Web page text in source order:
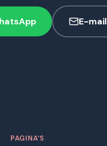
E-mail
PAGINA'S